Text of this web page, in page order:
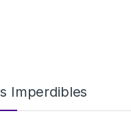
Imperdibles